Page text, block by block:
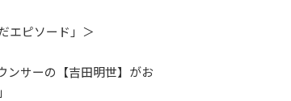
エピソード」＞
ンサーの【吉田明世】がお